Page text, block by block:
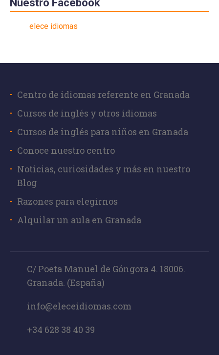
Tus datos de contacto
He leído y acepto lapolítica de privacidad
Nuestro Facebook
elece idiomas
Centro de idiomas referente en Granada
Cursos de inglés y otros idiomas
Cursos de inglés para niños en Granada
Conoce nuestro centro
Noticias, curiosidades y más en nuestro
Blog
Razones para elegirnos
Alquilar un aula en Granada
C/ Poeta Manuel de Góngora 4. 18006.
Granada. (España)
info@eleceidiomas.com
+34 628 38 40 39